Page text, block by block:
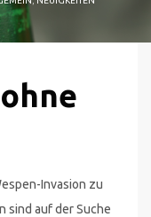
Invasion zu
sind auf der Suche